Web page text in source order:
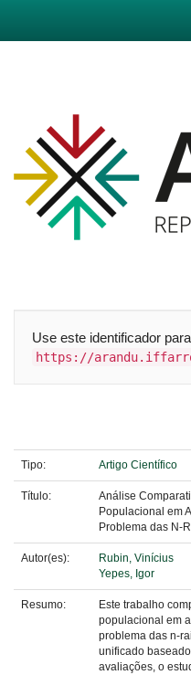
Use este identificador
https://
Tipo: Artigo Científico
Título:
Análise
Populacional em
Problema das N-
Autor(es):
Rubin, Vinícius
Yepes, Igor
Resumo:
Este trabalho
populacional em
problema das n-
unificado
avaliações, o